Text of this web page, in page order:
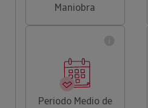
Maniobra
Periodo Medio de